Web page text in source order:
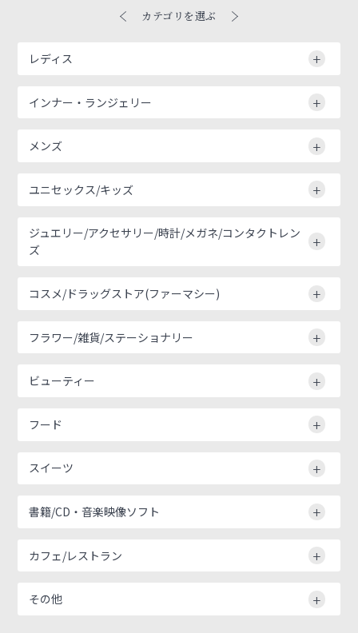
カテゴリを選ぶ
レディス
インナー・ランジェリー
メンズ
ユニセックス/キッズ
ジュエリー/アクセサリー/時計/メガネ/コンタクトレン
ズ
コスメ/ドラッグストア(ファーマシー)
フラワー/雑貨/ステーショナリー
ビューティー
フード
スイーツ
書籍/CD・音楽映像ソフト
カフェ/レストラン
その他